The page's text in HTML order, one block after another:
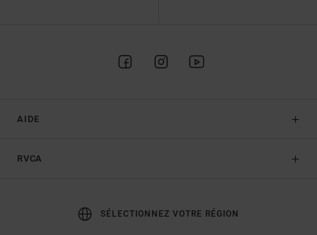
AIDE
RVCA
SÉLECTIONNEZ VOTRE RÉGION